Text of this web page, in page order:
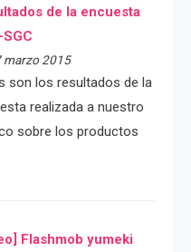
de la encuesta
marzo 2015
son los resultados de la
realizada a nuestro
sobre los productos
Flashmob yumeki